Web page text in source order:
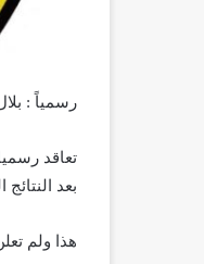
رسمياً :
تعاقد
بعد النتائج
هذا ولم